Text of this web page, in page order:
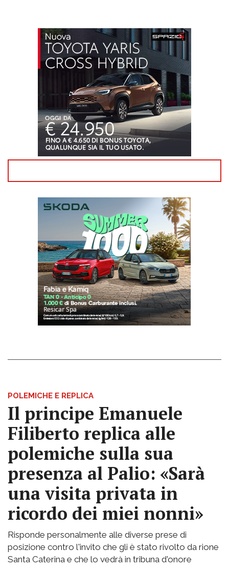
POLEMICHE E REPLICA
Il principe Emanuele
Filiberto replica alle
polemiche sulla sua
presenza al Palio: «Sarà
una visita privata in
ricordo dei miei nonni»
Risponde personalmente alle diverse prese di
posizione contro l'invito che gli è stato rivolto da rione
Santa Caterina e che lo vedrà in tribuna d'onore